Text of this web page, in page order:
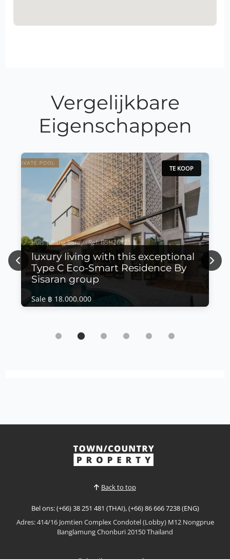
Vergelijkbare
Eigenschappen
TE KOOP
Huis | Bang Saray · Ref: BSH26471
luxury living with this exceptional
Type C Eco-Smart Residence By
Sisaran group
Sale ฿ 18.000.000
luxury living with this exceptional Type C
Eco-Smart Residence By Sisaran group
technology, this magnificent four-storey home
Previous Next
Back to top
Bel ons: (+66) 38 251 481 (THAI), (+66) 86 666 7238 (ENG)
Adres: 414/16 Jomtien Complex Condotel (Lobby) M12 Nongprue
Banglamung Chonburi 20150 Thailand